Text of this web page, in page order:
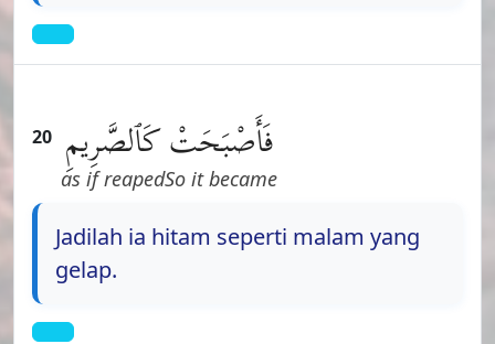
20 فَأَصْبَحَتْ
So it became
كَٱلصَّرِيمِ
as if reaped
Jadilah ia hitam seperti malam yang
gelap.